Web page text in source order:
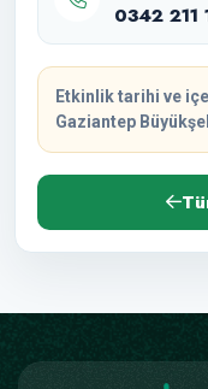
0342
Etkinlik tarihi ve
Gaziantep